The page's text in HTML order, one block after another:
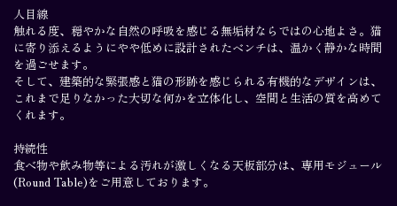
Join our newsletter
Join
人目線
触れる度、穏やかな自然の呼吸を感じる無垢材ならではの心地よさ。猫
に寄り添えるようにやや低めに設計されたベンチは、温かく静かな時間
を過ごせます。
そして、建築的な緊張感と猫の形跡を感じられる有機的なデザインは、
これまで足りなかった大切な何かを立体化し、空間と生活の質を高めて
くれます。
持続性
食べ物や飲み物等による汚れが激しくなる天板部分は、専用モジュール
(Round Table)をご用意しております。